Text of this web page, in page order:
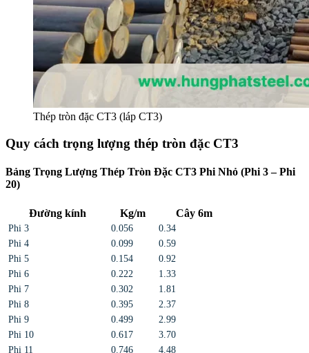
Thép tròn đặc CT3 (láp CT3)
Quy cách trọng lượng thép tròn đặc CT3
Bảng Trọng Lượng Thép Tròn Đặc CT3 Phi Nhỏ (Phi 3 – Phi
20)
Đường kính Kg/m Cây 6m
Phi 3 0.056
0.34
Phi 4
0.099
0.59
Phi 5
0.154
0.92
Phi 6
0.222
1.33
Phi 7
0.302
1.81
Phi 8
0.395
2.37
Phi 9
0.499
2.99
Phi 10
0.617
3.70
Phi 11
0.746
4.48